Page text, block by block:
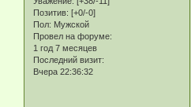
Позитив: [+0/-0]
Пол: Мужской
Провел на форуме:
1 год 7 месяцев
Последний визит:
Вчера 22:36:32